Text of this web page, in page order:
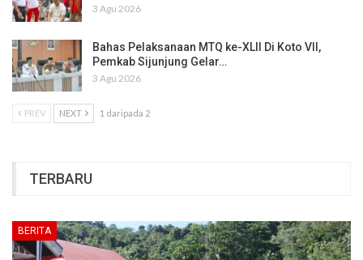
3 Agu 2026
Bahas Pelaksanaan MTQ ke-XLII Di Koto VII,
Pemkab Sijunjung Gelar…
3 Agu 2026
PREV NEXT 1 daripada 2
TERBARU
BERITA